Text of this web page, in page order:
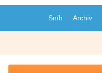
Sníh Archiv